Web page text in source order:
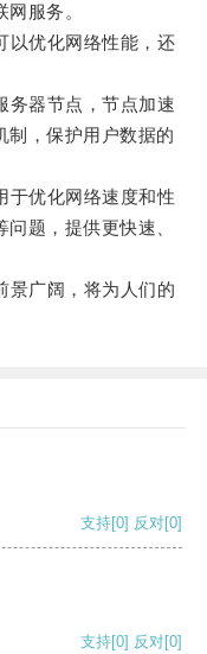
服务。
优化网络性能，还
器节点，节点加速
制，保护用户数据的
优化网络速度和性
题，提供更快速、
广阔，将为人们的
支持[0] 反对[0]
支持[0] 反对[0]